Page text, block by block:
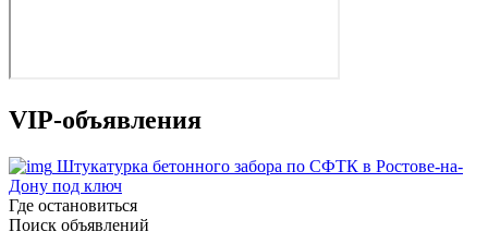
VIP-объявления
Штукатурка бетонного забора по СФТК в Ростове-на-
Дону под ключ
Где остановиться
Поиск объявлений